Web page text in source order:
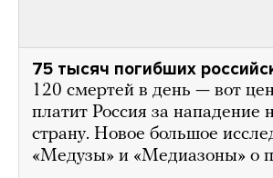
75 тысяч погибших
120 смертей в день — вот
платит Россия за нападение
страну. Новое большое
«Медузы» и «Медиазоны» о